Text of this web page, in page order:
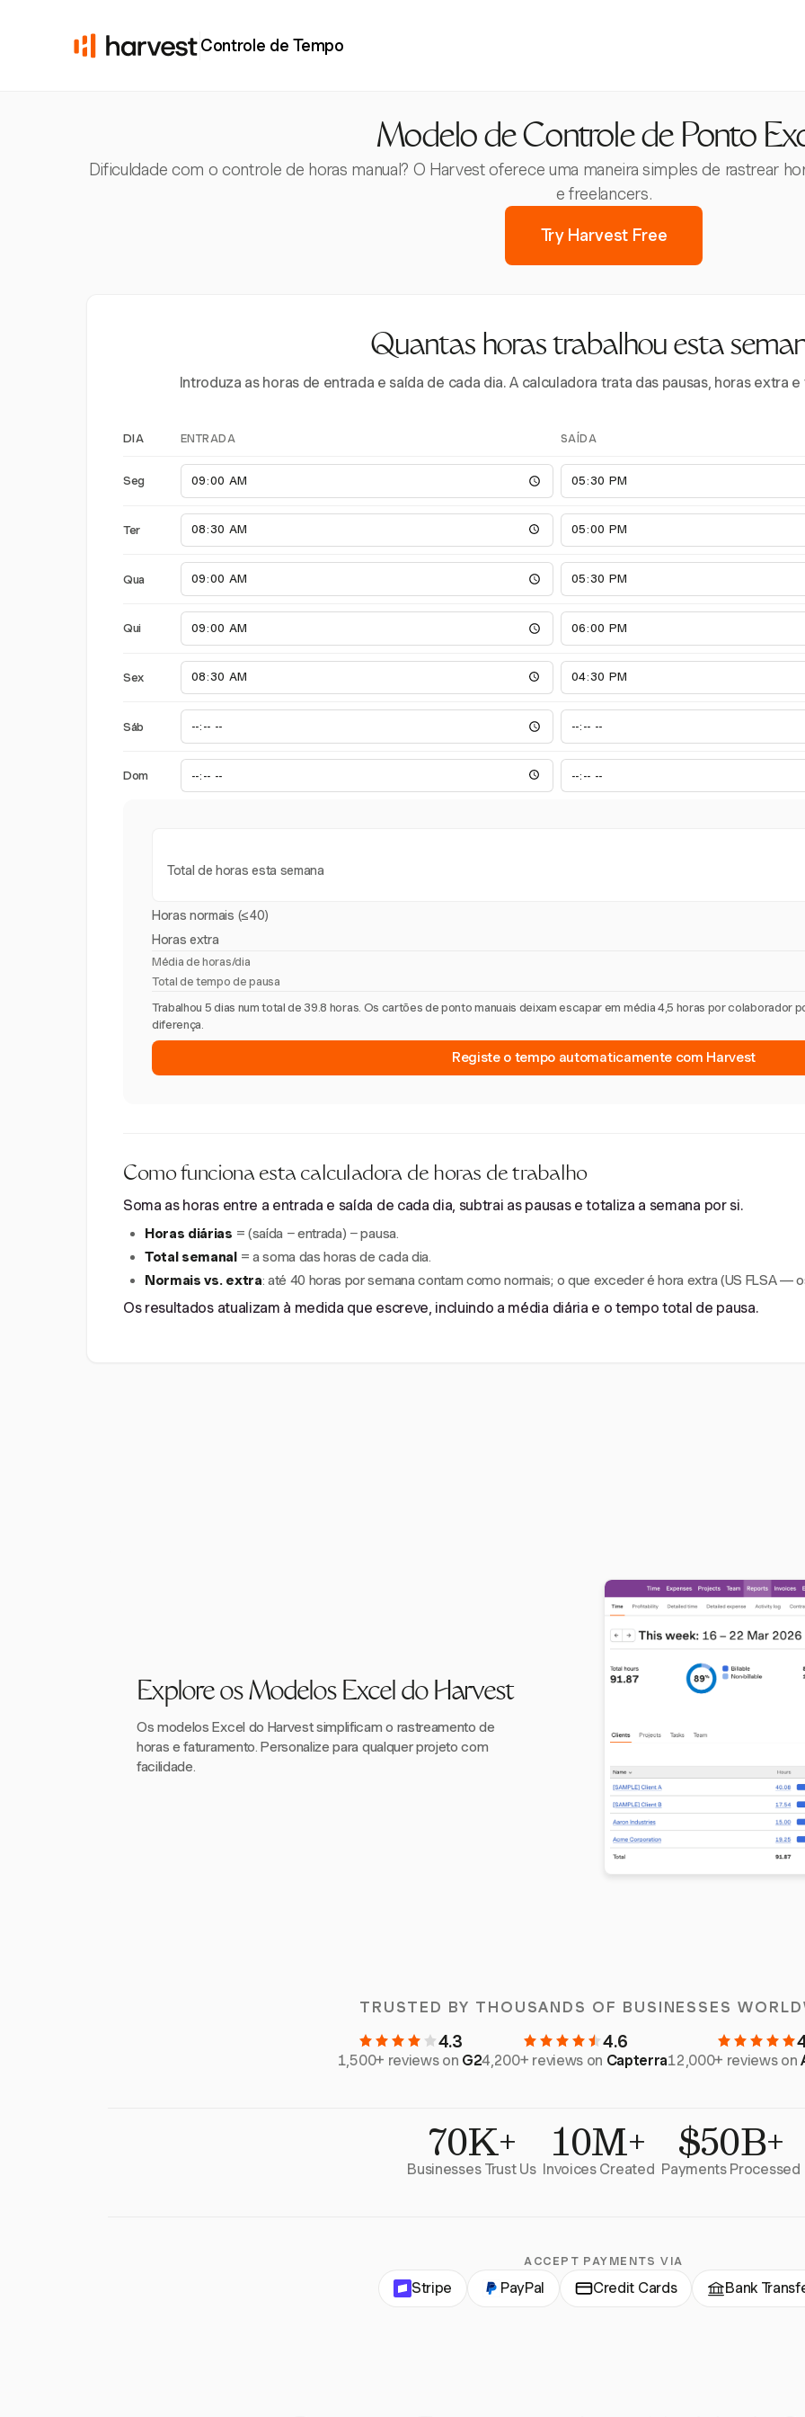
Controle de Tempo
Modelo de Controle de Ponto
Dificuldade com o controle de horas manual? O Harvest oferece uma maneira simples de rastrear
e freelancers.
Try Harvest Free
Quantas horas trabalhou esta
Introduza as horas de entrada e saída de cada dia. A calculadora trata das pausas, horas extra
DIA ENTRADA SAÍDA
Seg
Ter
Qua
Qui
Sex
Sáb
Dom
Total de horas esta semana
Horas normais (≤40)
Horas extra
Média de horas/dia
Total de tempo de pausa
Trabalhou 5 dias num total de 39.8 horas. Os cartões de ponto manuais deixam escapar em média 4,5 horas por colaborador
diferença.
Registe o tempo automaticamente com Harvest
Como funciona esta calculadora de horas de trabalho
Soma as horas entre a entrada e saída de cada dia, subtrai as pausas e totaliza a semana por si.
Horas diárias = (saída − entrada) − pausa.
Total semanal = a soma das horas de cada dia.
Normais vs. extra: até 40 horas por semana contam como normais; o que exceder é hora extra (US FLSA —
Os resultados atualizam à medida que escreve, incluindo a média diária e o tempo total de pausa.
Explore os Modelos Excel do Harvest
Os modelos Excel do Harvest simplificam o rastreamento de
horas e faturamento. Personalize para qualquer projeto com
facilidade.
TRUSTED BY THOUSANDS OF BUSINESSES
4.3
1,500+ reviews on G2
4.6
4,200+ reviews on Capterra12,000+ reviews on
70K+
Businesses Trust Us 10M+
Invoices Created $50B+
Payments Processed
ACCEPT PAYMENTS VIA
Stripe PayPal Credit Cards Bank